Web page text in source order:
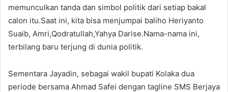
memunculkan tanda dan simbol politik dari setiap bakal
calon itu.Saat ini, kita bisa menjumpai baliho Heriyanto
Suaib, Amri,Qodratullah,Yahya Darise.Nama-nama ini,
terbilang baru terjung di dunia politik.
Sementara Jayadin, sebagai wakil bupati Kolaka dua
periode bersama Ahmad Safei dengan tagline SMS Berjaya